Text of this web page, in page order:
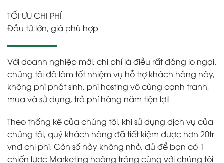
TỐI ƯU CHI PHÍ
Đầu tứ lớn, giá phù hợp
Với doanh nghiệp mới, chi phí là điều rất đáng lo ngại.
chúng tôi đã làm tốt nhiệm vụ hỗ trợ khách hàng này,
không phí phát sinh, phí hosting vô cùng cạnh tranh,
mua và sử dụng, trả phí hàng năm tiện lợi!
Theo thống kê của chúng tôi, khi sử dụng dịch vụ của
chúng tôi, quý khách hàng đã tiết kiệm được hơn 20tr
vnđ chi phí. Còn số này không nhỏ, đủ để bạn có 1
chiến lược Marketing hoàng tráng cùng với chúng tôi